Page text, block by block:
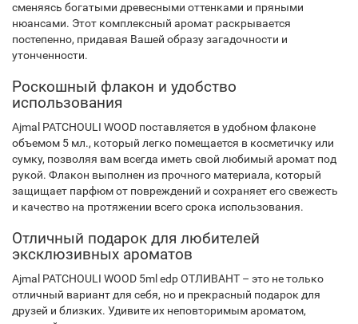
сменяясь богатыми древесными оттенками и пряными
нюансами. Этот комплексный аромат раскрывается
постепенно, придавая Вашей образу загадочности и
утонченности.
Роскошный флакон и удобство
использования
Ajmal PATCHOULI WOOD поставляется в удобном флаконе
объемом 5 мл., который легко помещается в косметичку или
сумку, позволяя вам всегда иметь свой любимый аромат под
рукой. Флакон выполнен из прочного материала, который
защищает парфюм от повреждений и сохраняет его свежесть
и качество на протяжении всего срока использования.
Отличный подарок для любителей
эксклюзивных ароматов
Ajmal PATCHOULI WOOD 5ml edp ОТЛИВАНТ – это не только
отличный вариант для себя, но и прекрасный подарок для
друзей и близких. Удивите их неповторимым ароматом,